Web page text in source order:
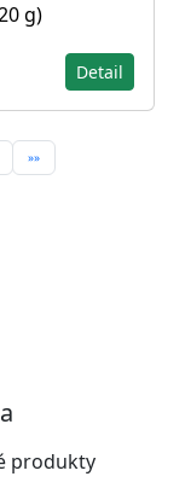
g)
Detail
»»
produkty